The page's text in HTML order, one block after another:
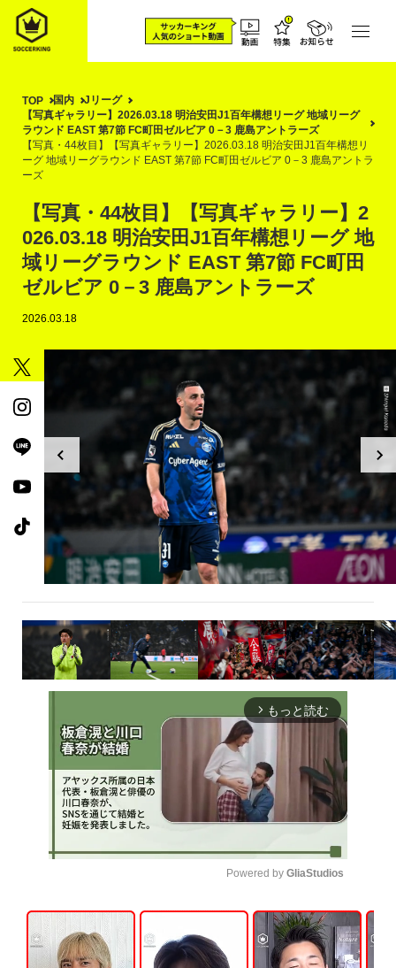
TOP 国内
Jリーグ
【写真ギャラリー】2026.03.18 明治安田J1百年構想リーグ 地域リーグ
ラウンド EAST 第7節 FC町田ゼルビア 0－3 鹿島アントラーズ
【写真・44枚目】【写真ギャラリー】2026.03.18 明治安田J1百年構想リ
ーグ 地域リーグラウンド EAST 第7節 FC町田ゼルビア 0－3 鹿島アントラ
ーズ
【写真・44枚目】【写真ギャラリー】2
026.03.18 明治安田J1百年構想リーグ 地
域リーグラウンド EAST 第7節 FC町田
ゼルビア 0－3 鹿島アントラーズ
2026.03.18
arrow_forward_ios もっと読む
n
m
u
Powered by GliaStudios